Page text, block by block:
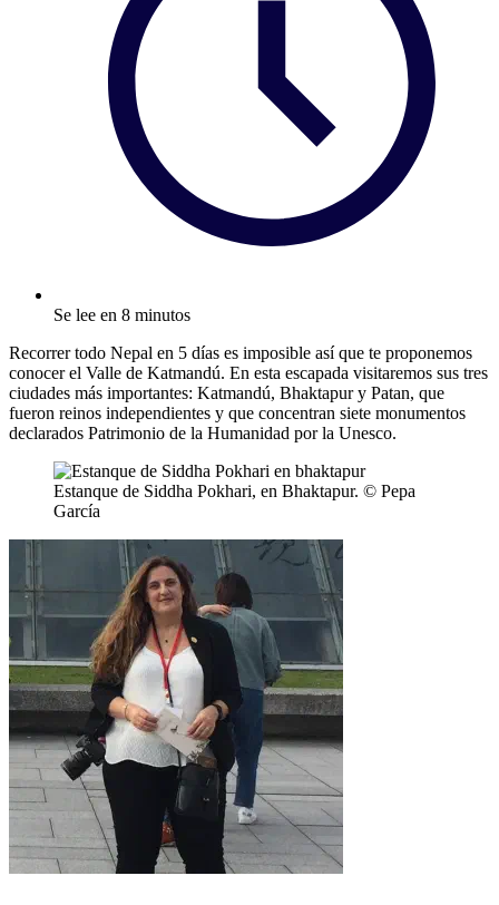
Se lee en 8 minutos
Recorrer todo Nepal en 5 días es imposible así que te proponemos
conocer el Valle de Katmandú. En esta escapada visitaremos sus tres
ciudades más importantes: Katmandú, Bhaktapur y Patan, que
fueron reinos independientes y que concentran siete monumentos
declarados Patrimonio de la Humanidad por la Unesco.
Estanque de Siddha Pokhari, en Bhaktapur. © Pepa
García